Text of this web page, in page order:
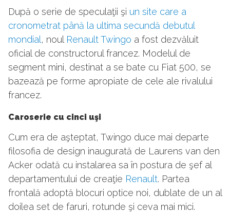
După o serie de speculaţii şi un site care a
cronometrat până la ultima secundă debutul
mondial, noul Renault Twingo a fost dezvăluit
oficial de constructorul francez. Modelul de
segment mini, destinat a se bate cu Fiat 500, se
bazează pe forme apropiate de cele ale rivalului
francez.
Caroserie cu cinci uşi
Cum era de aşteptat, Twingo duce mai departe
filosofia de design inaugurată de Laurens van den
Acker odată cu instalarea sa în postura de şef al
departamentului de creaţie Renault. Partea
frontală adoptă blocuri optice noi, dublate de un al
doilea set de faruri, rotunde şi ceva mai mici.